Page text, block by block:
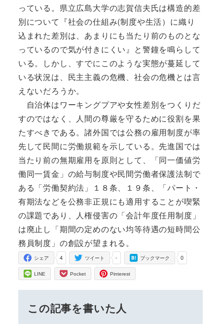
っている。県立広島大学の志賀信夫氏は構造的差
別について『社会の仕組み(制度や生活）に織り
込まれた差別は、あまりにも当たり前のものとな
っているので気が付きにくい』と警鐘を鳴らして
いる。しかし、すでにこのような実態が蔓延して
いる状況は、民主主義の危機、社会の危機とは言
えないだろうか。
自治体はワーキングプアや女性差別をつくりだ
すのではなく、人間の尊厳を守るために役割を果
たすべきである。諸外国では公務の雇用制度が率
先して民間に労働規範を示している。先進国では
当たり前の無期雇用を原則として、「同一価値労
働同一賃金」の給与制度や民間労働者保護法制で
ある「労働契約法」１８条、１９条、「パート・
有期法などを公務非正規にも適用することが喫緊
の課題であり、人権侵害の「会計年度任用制度」
は廃止し「期間の定めのない均等待遇の短時間公
務員制度」の創設が望まれる。
4
シェア -
ツイート 0
ブックマーク
LINE Pocket Pinterest
この記事を書いた人